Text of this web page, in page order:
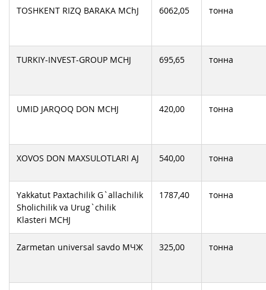
TOSHKENT RIZQ BARAKA MChJ 6062,05 тонна
TURKIY-INVEST-GROUP MCHJ 695,65 тонна
UMID JARQOQ DON MCHJ 420,00 тонна
XOVOS DON MAXSULOTLARI AJ 540,00 тонна
Yakkatut Paxtachilik G`allachilik
Sholichilik va Urug`chilik
Klasteri MCHJ
1787,40 тонна
Zarmetan universal savdo МЧЖ 325,00 тонна